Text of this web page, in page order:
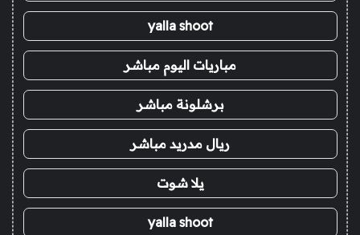
yalla shoot
مباريات اليوم مباشر
برشلونة مباشر
ريال مدريد مباشر
يلا شوت
yalla shoot